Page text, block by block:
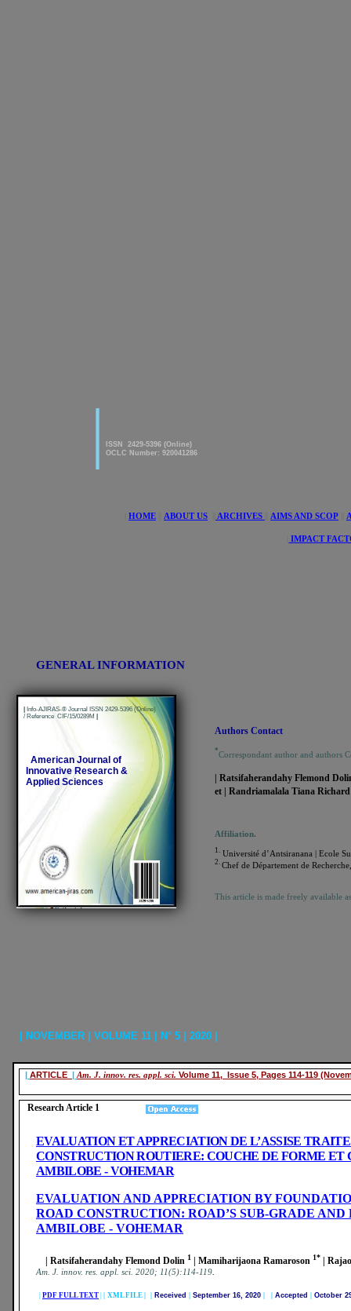
GENERAL INFORMATION
| ARTICLE | Am. J. innov. res. appl. sci. Volume 11, Issue 5, Pages 114-119
Research Article 1
|
ISSN 2429-5396 (Online)
OCLC Number: 920041286
HOME ABOUT US ARCHIVES AIMS AND SCOP
IMPACT
| NOVEMBER | VOLUME 11 | N° 5 | 2020 |
| Info-AJIRAS-® Journal ISSN 2429-5396 (Online)
/ Reference CIF/15/0289M |
American Journal of
Innovative Research &
Applied Sciences
Authors Contact
*Correspondant author and authors
| Ratsifaherandahy Flemond
et | Randriamalala Tiana
Affiliation.
1. Université d’Antsiranana | Ecole
2. Chef de Département de
This article is made freely available
Research Article 2
EVALUATION ET APPRECIATION DE L’ASSISE
CONSTRUCTION ROUTIERE: COUCHE DE FORME
AMBILOBE - VOHEMAR
EVALUATION AND APPRECIATION BY
ROAD CONSTRUCTION: ROAD’S SUB-GRADE
AMBILOBE - VOHEMAR
| Ratsifaherandahy Flemond Dolin 1 | Mamiharijaona Ramaroson 1* |
Am. J. innov. res. appl. sci. 2020; 11(5):114-119
PDF FULL TEXT XML FILE | | Received September 16, 2020 Accepted October